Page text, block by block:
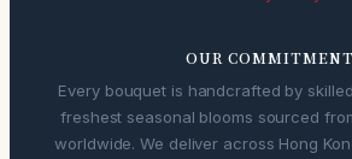
OUR COMMITMENT
Every bouquet is handcrafted by
freshest seasonal blooms sourced
worldwide. We deliver across Hong